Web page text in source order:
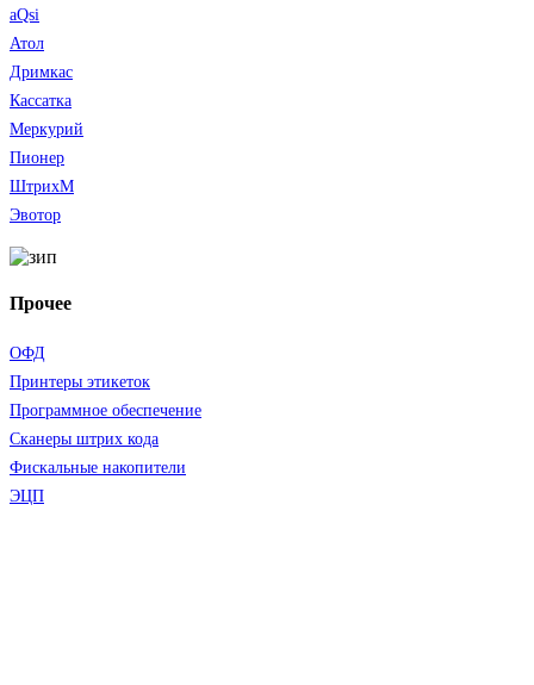
aQsi
Атол
Дримкас
Кассатка
Меркурий
Пионер
ШтрихМ
Эвотор
Прочее
ОФД
Принтеры этикеток
Программное обеспечение
Сканеры штрих кода
Фискальные накопители
ЭЦП